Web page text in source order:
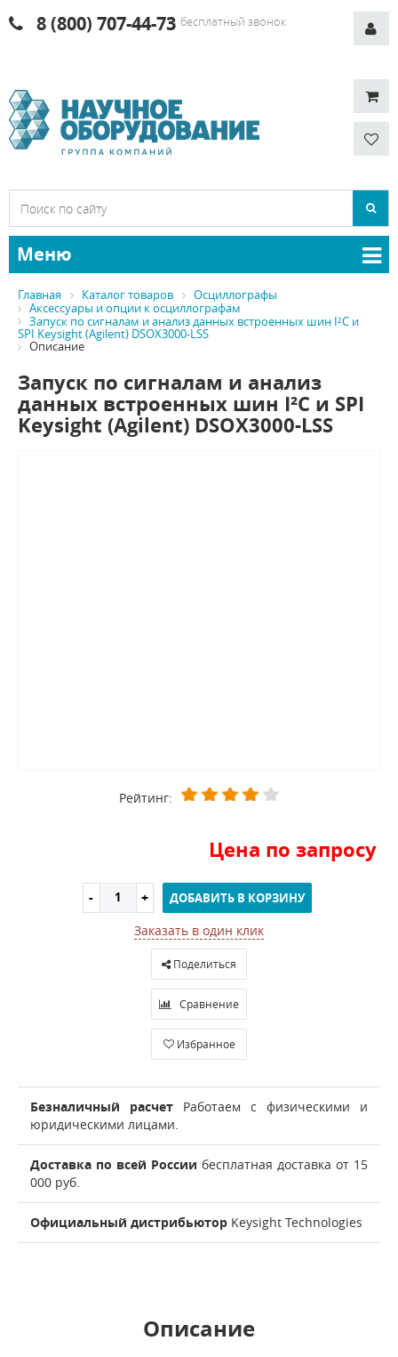
8 (800) 707-44-73 бесплатный звонок
Меню
Главная Каталог товаров
Осциллографы
Аксессуары и опции к осциллографам
Запуск по сигналам и анализ данных встроенных шин I²C и
SPI Keysight (Agilent) DSOX3000-LSS
Описание
Запуск по сигналам и анализ
данных встроенных шин I²C и SPI
Keysight (Agilent) DSOX3000-LSS
Рейтинг:
Цена по запросу
ДОБАВИТЬ В КОРЗИНУ
Заказать в один клик
Поделиться
Сравнение
Избранное
Безналичный расчет Работаем с физическими и
юридическими лицами.
Доставка по всей России бесплатная доставка от 15
000 руб.
Официальный дистрибьютор Keysight Technologies
Описание